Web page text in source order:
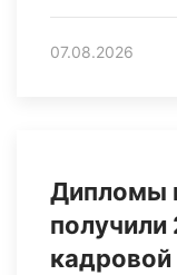
07.08.2026
Дипломы
получили